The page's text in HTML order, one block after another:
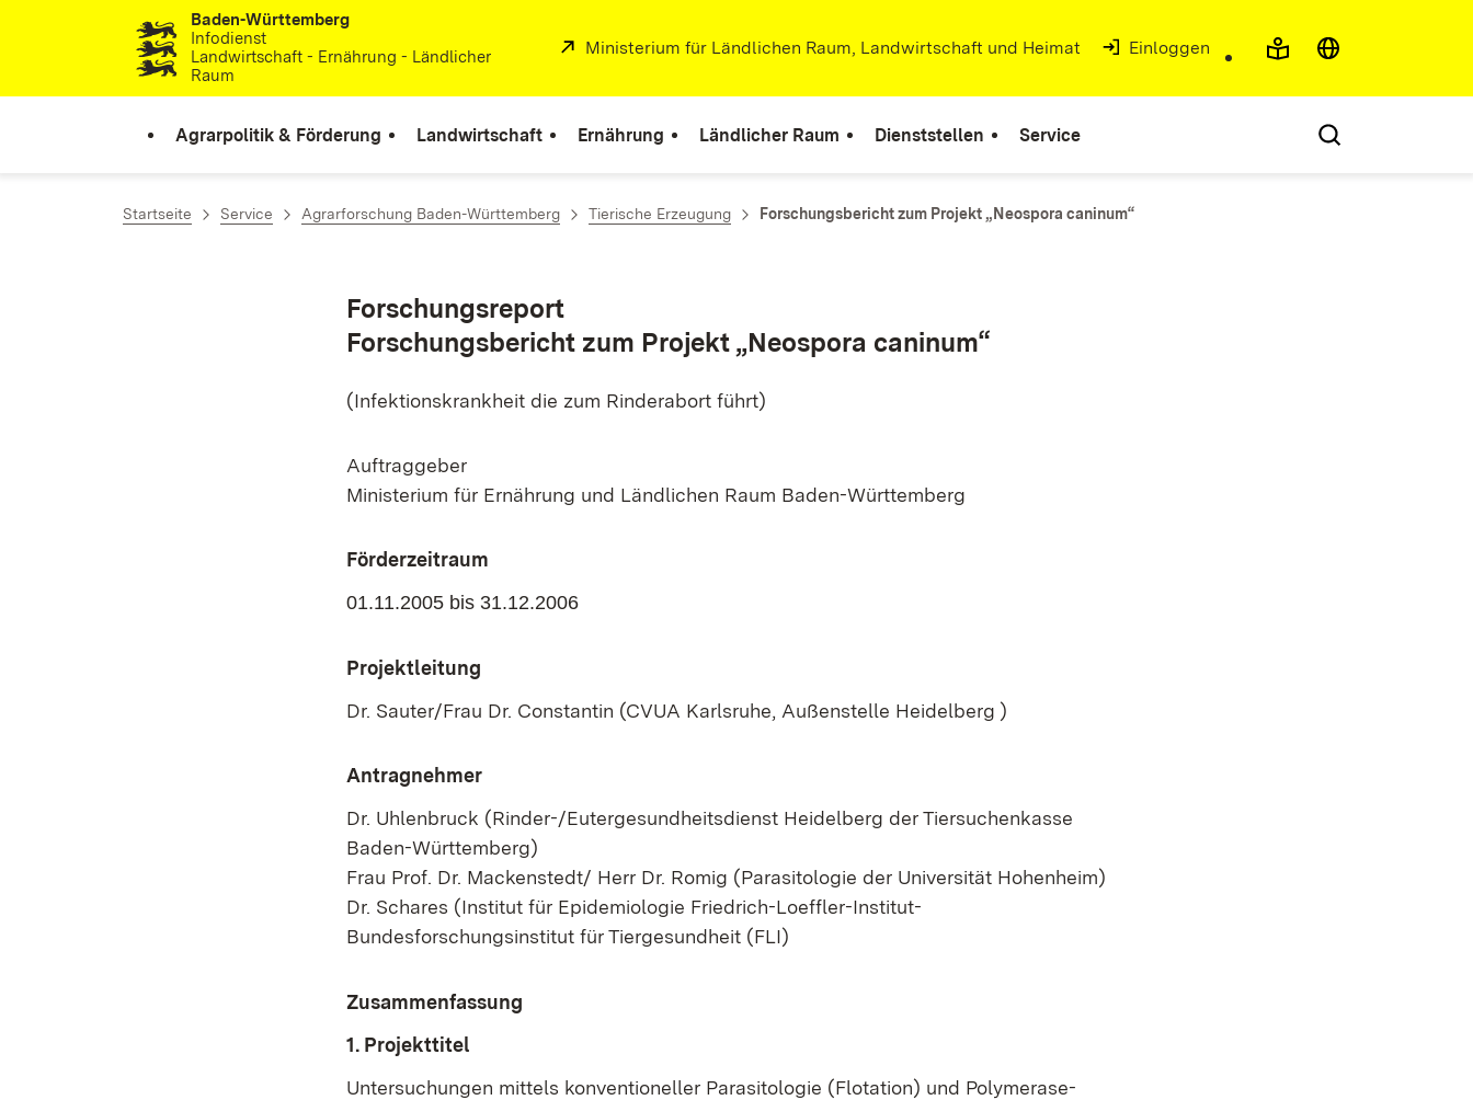
Zum Inhalt springen
Baden-Württemberg
Infodienst
Landwirtschaft - Ernährung - Ländlicher
Raum
Extern:
Ministerium für Ländlichen Raum, Landwirtschaft und Heimat (Öffnet in neuem Fenster)
Einloggen
Agrarpolitik & Förderung Landwirtschaft Ernährung Ländlicher Raum Dienststellen Service
Startseite Service Agrarforschung Baden-Württemberg Tierische Erzeugung Forschungsbericht zum Projekt „Neospora caninum“
Forschungsreport
Forschungsbericht zum Projekt „Neospora caninum“
(Infektionskrankheit die zum Rinderabort führt)
Auftraggeber
Ministerium für Ernährung und Ländlichen Raum Baden-Württemberg
Förderzeitraum
01.11.2005 bis 31.12.2006
Projektleitung
Dr. Sauter/Frau Dr. Constantin (CVUA Karlsruhe, Außenstelle Heidelberg )
Antragnehmer
Dr. Uhlenbruck (Rinder-/Eutergesundheitsdienst Heidelberg der Tiersuchenkasse
Baden-Württemberg)
Frau Prof. Dr. Mackenstedt/ Herr Dr. Romig (Parasitologie der Universität Hohenheim)
Dr. Schares (Institut für Epidemiologie Friedrich-Loeffler-Institut-
Bundesforschungsinstitut für Tiergesundheit (FLI)
Zusammenfassung
1. Projekttitel
Untersuchungen mittels konventioneller Parasitologie (Flotation) und Polymerase-